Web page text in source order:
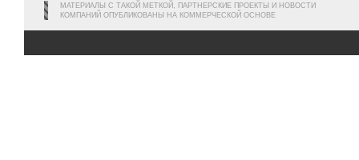
МАТЕРИАЛЫ С ТАКОЙ МЕТКОЙ, ПАРТНЕРСКИЕ ПРОЕКТЫ И НОВОСТИ
КОМПАНИЙ ОПУБЛИКОВАНЫ НА КОММЕРЧЕСКОЙ ОСНОВЕ